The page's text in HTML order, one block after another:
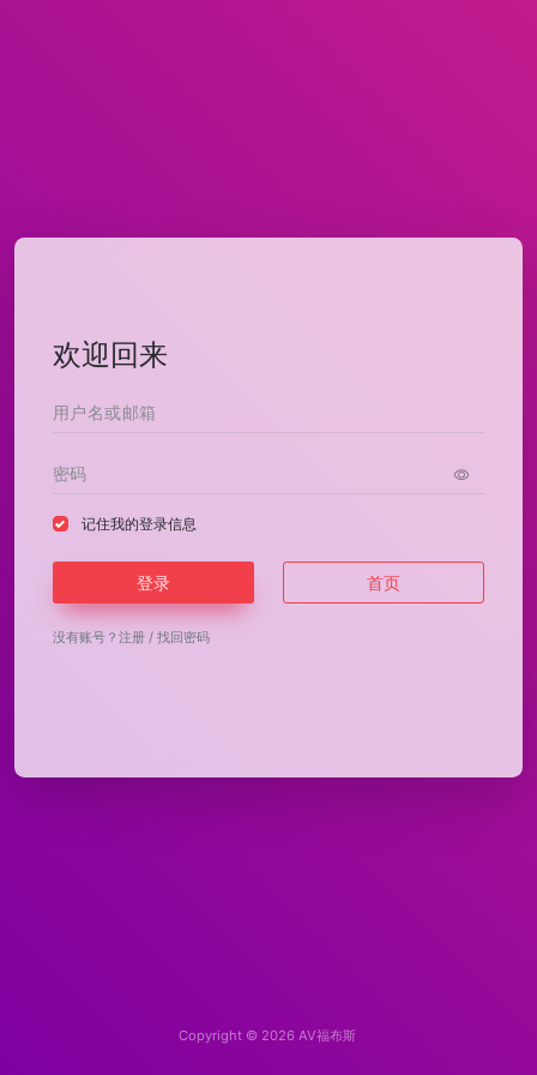
欢迎回来
记住我的登录信息
登录 首页
没有账号？ 注册 / 找回密码
Copyright © 2026 AV福布斯